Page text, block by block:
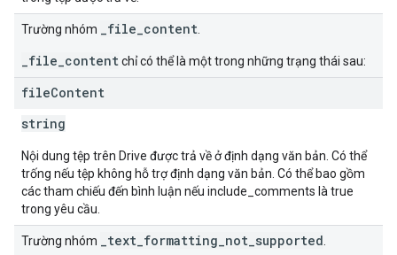
Trường nhóm _file_content
_file_contentchỉ có thể là một trong những trạng thái sau:
fileContent
string
Nội dung tệp trên Drive được trả về ở định dạng văn bản. Có thể
trống nếu tệp không hỗ trợ định dạng văn bản. Có thể bao gồm
các tham chiếu đến bình luận nếu include_comments là true
trong yêu cầu.
Trường nhóm _text_formatting_not_supported